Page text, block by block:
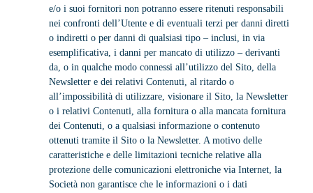
e/o i suoi fornitori non potranno essere ritenuti responsabili
nei confronti dell’Utente e di eventuali terzi per danni diretti
o indiretti o per danni di qualsiasi tipo – inclusi, in via
esemplificativa, i danni per mancato di utilizzo – derivanti
da, o in qualche modo connessi all’utilizzo del Sito, della
Newsletter e dei relativi Contenuti, al ritardo o
all’impossibilità di utilizzare, visionare il Sito, la Newsletter
o i relativi Contenuti, alla fornitura o alla mancata fornitura
dei Contenuti, o a qualsiasi informazione o contenuto
ottenuti tramite il Sito o la Newsletter. A motivo delle
caratteristiche e delle limitazioni tecniche relative alla
protezione delle comunicazioni elettroniche via Internet, la
Società non garantisce che le informazioni o i dati